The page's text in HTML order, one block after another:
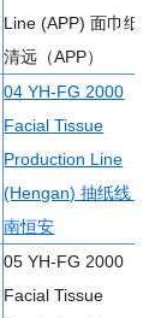
Line (APP) 面巾纸线
清远（APP）
04 YH-FG 2000
Facial Tissue
Production Line
(Hengan) 抽纸线 湖
南恒安
05 YH-FG 2000
Facial Tissue